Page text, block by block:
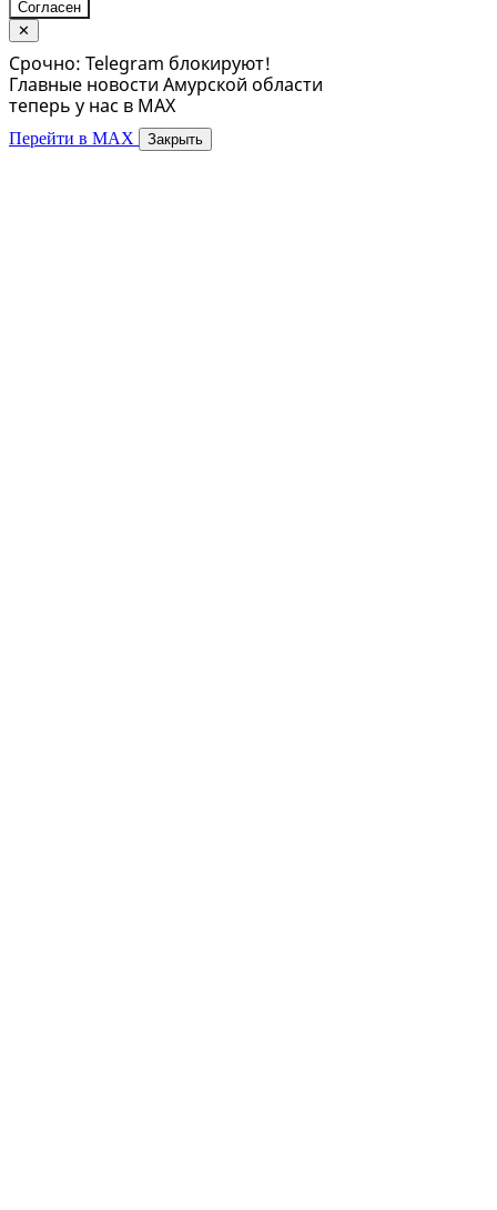
Согласен
✕
Срочно: Telegram блокируют!
Главные новости Амурской области
теперь у нас в MAX
Перейти в MAX Закрыть